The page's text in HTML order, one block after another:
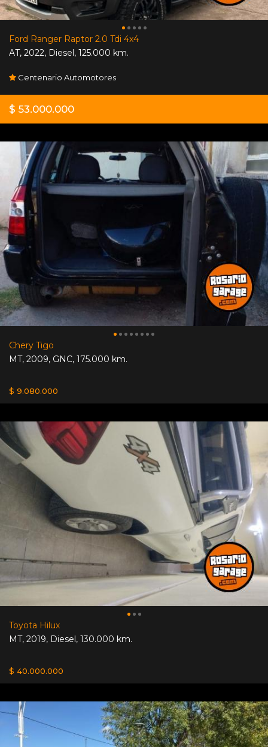
Ford Ranger Raptor 2.0 Tdi 4x4
AT, 2022, Diesel, 125.000 km.
Centenario Automotores
$ 53.000.000
Chery Tigo
MT, 2009, GNC, 175.000 km.
$ 9.080.000
Toyota Hilux
MT, 2019, Diesel, 130.000 km.
$ 40.000.000